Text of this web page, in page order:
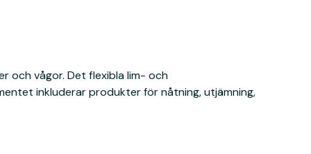
och vågor. Det flexibla lim- och
inkluderar produkter för nåtning, utjämning,